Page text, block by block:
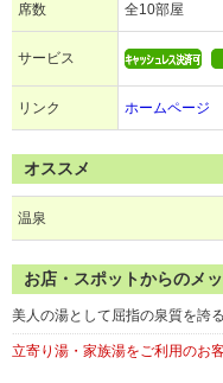
席数 全10部屋
サービス
リンク ホームページ
オススメ
温泉
お店・スポットからのメ
美人の湯として屈指の泉質を誇
立寄り湯・家族湯をご利用のお